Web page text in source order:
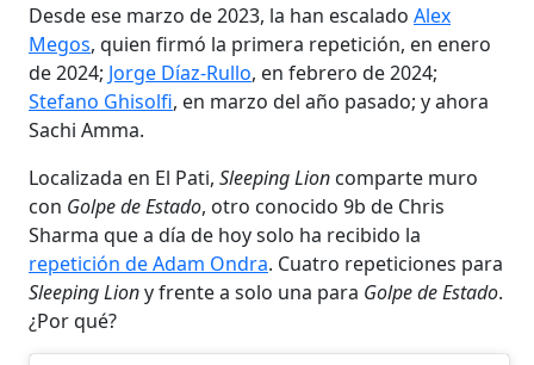
Desde ese marzo de 2023, la han escalado Alex
Megos, quien firmó la primera repetición, en enero
de 2024; Jorge Díaz-Rullo, en febrero de 2024;
Stefano Ghisolfi, en marzo del año pasado; y ahora
Sachi Amma.
Localizada en El Pati, Sleeping Lion comparte muro
con Golpe de Estado, otro conocido 9b de Chris
Sharma que a día de hoy solo ha recibido la
repetición de Adam Ondra. Cuatro repeticiones para
Sleeping Liony frente a solo una para Golpe de Estado.
¿Por qué?